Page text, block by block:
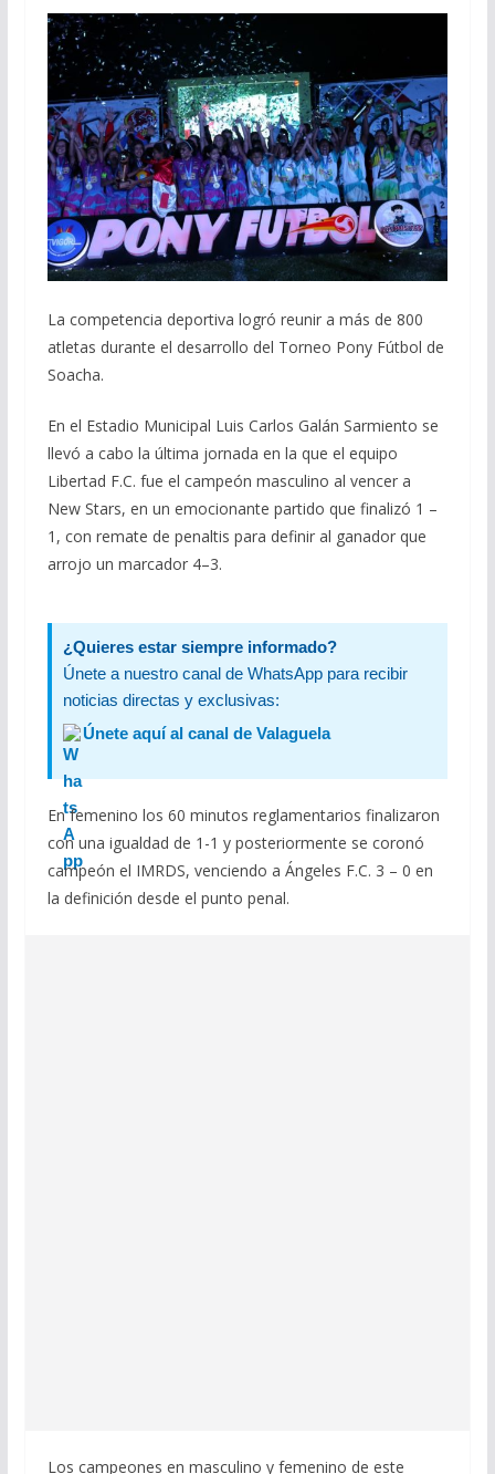
La competencia deportiva logró reunir a más de 800
atletas durante el desarrollo del Torneo Pony Fútbol de
Soacha.
En el Estadio Municipal Luis Carlos Galán Sarmiento se
llevó a cabo la última jornada en la que el equipo
Libertad F.C. fue el campeón masculino al vencer a
New Stars, en un emocionante partido que finalizó 1 –
1, con remate de penaltis para definir al ganador que
arrojo un marcador 4–3.
¿Quieres estar siempre informado?
Únete a nuestro canal de WhatsApp para recibir
noticias directas y exclusivas:
Únete aquí al canal de Valaguela
En femenino los 60 minutos reglamentarios finalizaron
con una igualdad de 1-1 y posteriormente se coronó
campeón el IMRDS, venciendo a Ángeles F.C. 3 – 0 en
la definición desde el punto penal.
Los campeones en masculino y femenino de este